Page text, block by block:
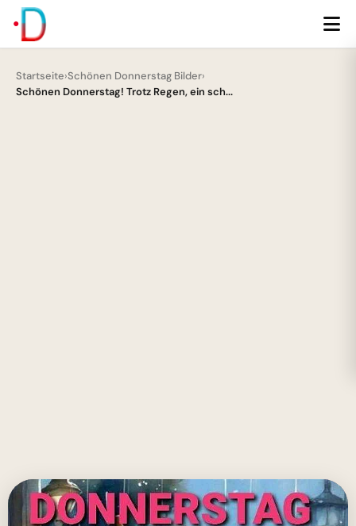
Startseite›Schönen Donnerstag Bilder›
Schönen Donnerstag! Trotz Regen, ein sch...